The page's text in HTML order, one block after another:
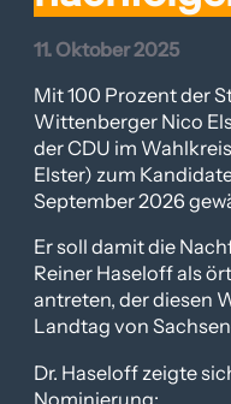
11. Oktober 2025
Mit 100 Prozent der
Wittenberger Nico
der CDU im
Elster) zum
September 2026
Er soll damit die
Reiner Haseloff als
antreten, der diesen
Landtag von
Dr. Haseloff zeigte
Nominierung: